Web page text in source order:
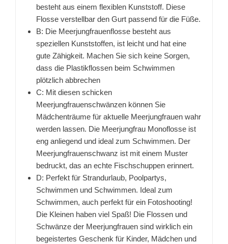
besteht aus einem flexiblen Kunststoff. Diese
Flosse verstellbar den Gurt passend für die Füße.
B: Die Meerjungfrauenflosse besteht aus
speziellen Kunststoffen, ist leicht und hat eine
gute Zähigkeit. Machen Sie sich keine Sorgen,
dass die Plastikflossen beim Schwimmen
plötzlich abbrechen
C: Mit diesen schicken
Meerjungfrauenschwänzen können Sie
Mädchenträume für aktuelle Meerjungfrauen wahr
werden lassen. Die Meerjungfrau Monoflosse ist
eng anliegend und ideal zum Schwimmen. Der
Meerjungfrauenschwanz ist mit einem Muster
bedruckt, das an echte Fischschuppen erinnert.
D: Perfekt für Strandurlaub, Poolpartys,
Schwimmen und Schwimmen. Ideal zum
Schwimmen, auch perfekt für ein Fotoshooting!
Die Kleinen haben viel Spaß! Die Flossen und
Schwänze der Meerjungfrauen sind wirklich ein
begeistertes Geschenk für Kinder, Mädchen und